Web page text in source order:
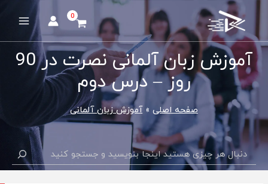
Main
Menu
آموزش زبان آلمانی نصرت در 90
روز – درس دوم
صفحه اصلی آموزش زبان آلمانی
جستجو